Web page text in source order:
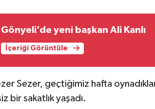
Gönyeli’de yeni başkan Ali Kanlı
İçeriği Görüntüle
Sezer, geçtiğimiz hafta
bir sakatlık yaşadı.